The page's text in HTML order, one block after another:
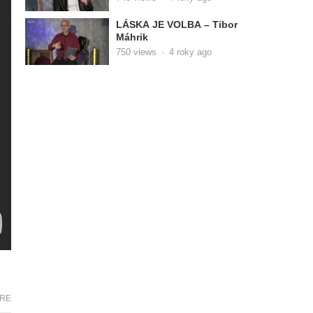
LÁSKA JE VOLBA – Tibor
Máhrik
750 views · 4 roky ago